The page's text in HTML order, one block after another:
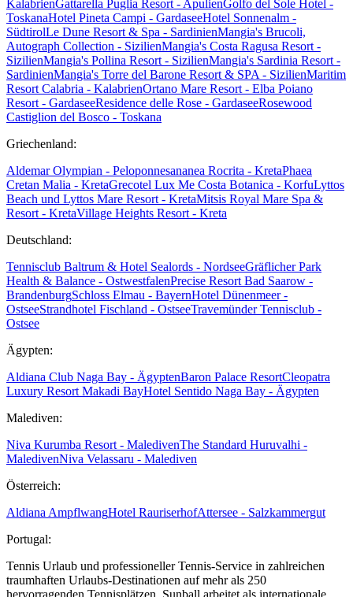
KalabrienGattarella Puglia Resort - ApulienGolfo del Sole Hotel -
ToskanaHotel Pineta Campi - GardaseeHotel Sonnenalm -
SüdtirolLe Dune Resort & Spa - SardinienMangia's Brucoli,
Autograph Collection - SizilienMangia's Costa Ragusa Resort -
SizilienMangia's Pollina Resort - SizilienMangia's Sardinia Resort -
SardinienMangia's Torre del Barone Resort & SPA - SizilienMaritim
Resort Calabria - KalabrienOrtano Mare Resort - Elba Poiano
Resort - GardaseeResidence delle Rose - GardaseeRosewood
Castiglion del Bosco - Toskana
Griechenland:
Aldemar Olympian - Peloponnesananea Rocrita - KretaPhaea
Cretan Malia - KretaGrecotel Lux Me Costa Botanica - KorfuLyttos
Beach und Lyttos Mare Resort - KretaMitsis Royal Mare Spa &
Resort - KretaVillage Heights Resort - Kreta
Deutschland:
Tennisclub Baltrum & Hotel Sealords - NordseeGräflicher Park
Health & Balance - OstwestfalenPrecise Resort Bad Saarow -
BrandenburgSchloss Elmau - BayernHotel Dünenmeer -
OstseeStrandhotel Fischland - OstseeTravemünder Tennisclub -
Ostsee
Ägypten:
Aldiana Club Naga Bay - ÄgyptenBaron Palace ResortCleopatra
Luxury Resort Makadi BayHotel Sentido Naga Bay - Ägypten
Malediven:
Niva Kurumba Resort - MaledivenThe Standard Huruvalhi -
MaledivenNiva Velassaru - Malediven
Österreich:
Aldiana AmpflwangHotel RauriserhofAttersee - Salzkammergut
Portugal:
Tennis Urlaub und professioneller Tennis-Service in zahlreichen
traumhaften Urlaubs-Destinationen auf mehr als 250